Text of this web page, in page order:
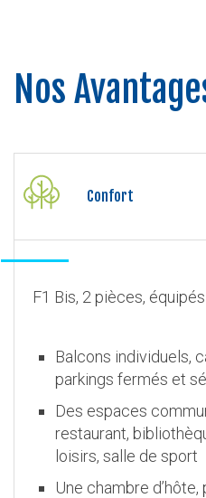
Nos
Confort
F1 Bis, 2 pièces,
Balcons individuels,
parkings fermés et
Des espaces
restaurant,
loisirs, salle de sport
Une chambre